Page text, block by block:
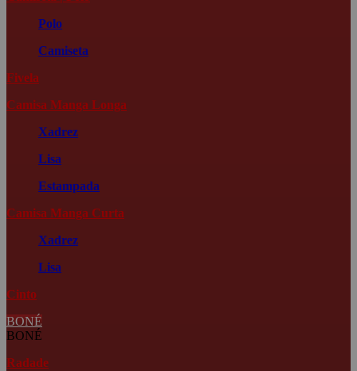
Polo
Camiseta
Fivela
Camisa Manga Longa
Xadrez
Lisa
Estampada
Camisa Manga Curta
Xadrez
Lisa
Cinto
BONÉ
BONÉ
Radade